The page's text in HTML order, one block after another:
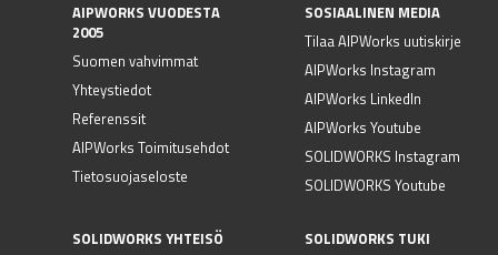
AIPWORKS VUODESTA
2005
Suomen vahvimmat
Yhteystiedot
Referenssit
AIPWorks Toimitusehdot
Tietosuojaseloste
SOSIAALINEN MEDIA
Tilaa AIPWorks uutiskirje
AIPWorks Instagram
AIPWorks LinkedIn
AIPWorks Youtube
SOLIDWORKS Instagram
SOLIDWORKS Youtube
SOLIDWORKS YHTEISÖ
SOLIDWORKS TUKI